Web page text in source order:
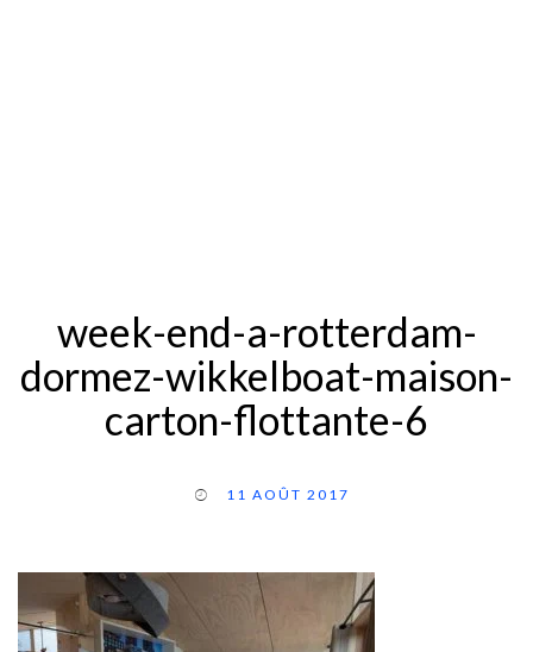
week-end-a-rotterdam-
dormez-wikkelboat-maison-
carton-flottante-6
11 AOÛT 2017